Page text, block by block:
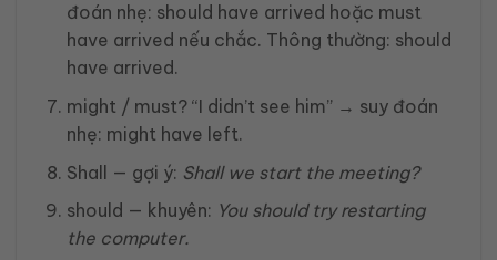
đoán nhẹ: should have arrived hoặc must
have arrived nếu chắc. Thông thường: should
have arrived.
might / must? “I didn’t see him” → suy đoán
nhẹ: might have left.
Shall — gợi ý: Shall we start the meeting?
should — khuyên: You should try restarting
the computer.